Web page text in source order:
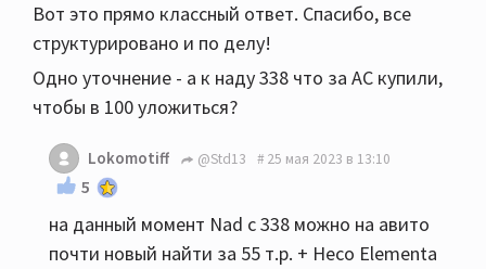
Вот это прямо классный ответ. Спасибо, все
структурировано и по делу!
Одно уточнение - а к наду 338 что за АС купили,
чтобы в 100 уложиться?
Lokomotiff @Std13 25 мая 2023 в 13:10
5
на данный момент Nad c 338 можно на авито
почти новый найти за 55 т.р. + Heco Elementa